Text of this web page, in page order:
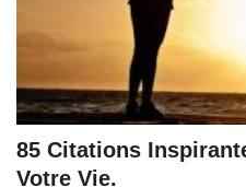
85 Citations
Votre Vie.